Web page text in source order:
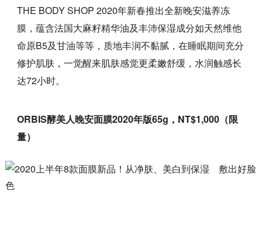
THE BODY SHOP 2020年新春推出全新晚安滋养冻
膜，蕴含法国大麻籽精华油及丰沛保湿成分如天然维他
命原B5及甘油等等，质地丰润不黏腻，在睡眠期间充分
修护肌肤，一觉醒来肌肤感觉更柔嫩舒缓，水润触感长
达72小时。
ORBIS酵美人晚安面膜2020年版65g，NT$1,000（限
量）